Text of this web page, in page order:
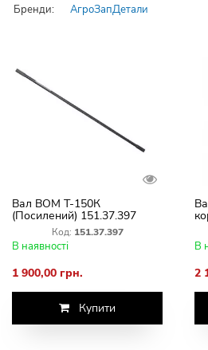
Бренди: АгроЗапДетали
Вал ВОМ Т-150К
(Посилений) 151.37.397
Код: 151.37.397
В наявності
1 900,00 грн.
Купити
В
2